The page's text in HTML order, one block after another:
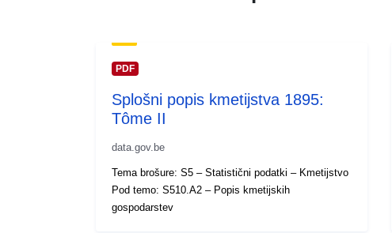
PDF
Splošni popis kmetijstva 1895:
Tôme II
data.gov.be
Tema brošure: S5 – Statistični podatki – Kmetijstvo
Pod temo: S510.A2 – Popis kmetijskih
gospodarstev